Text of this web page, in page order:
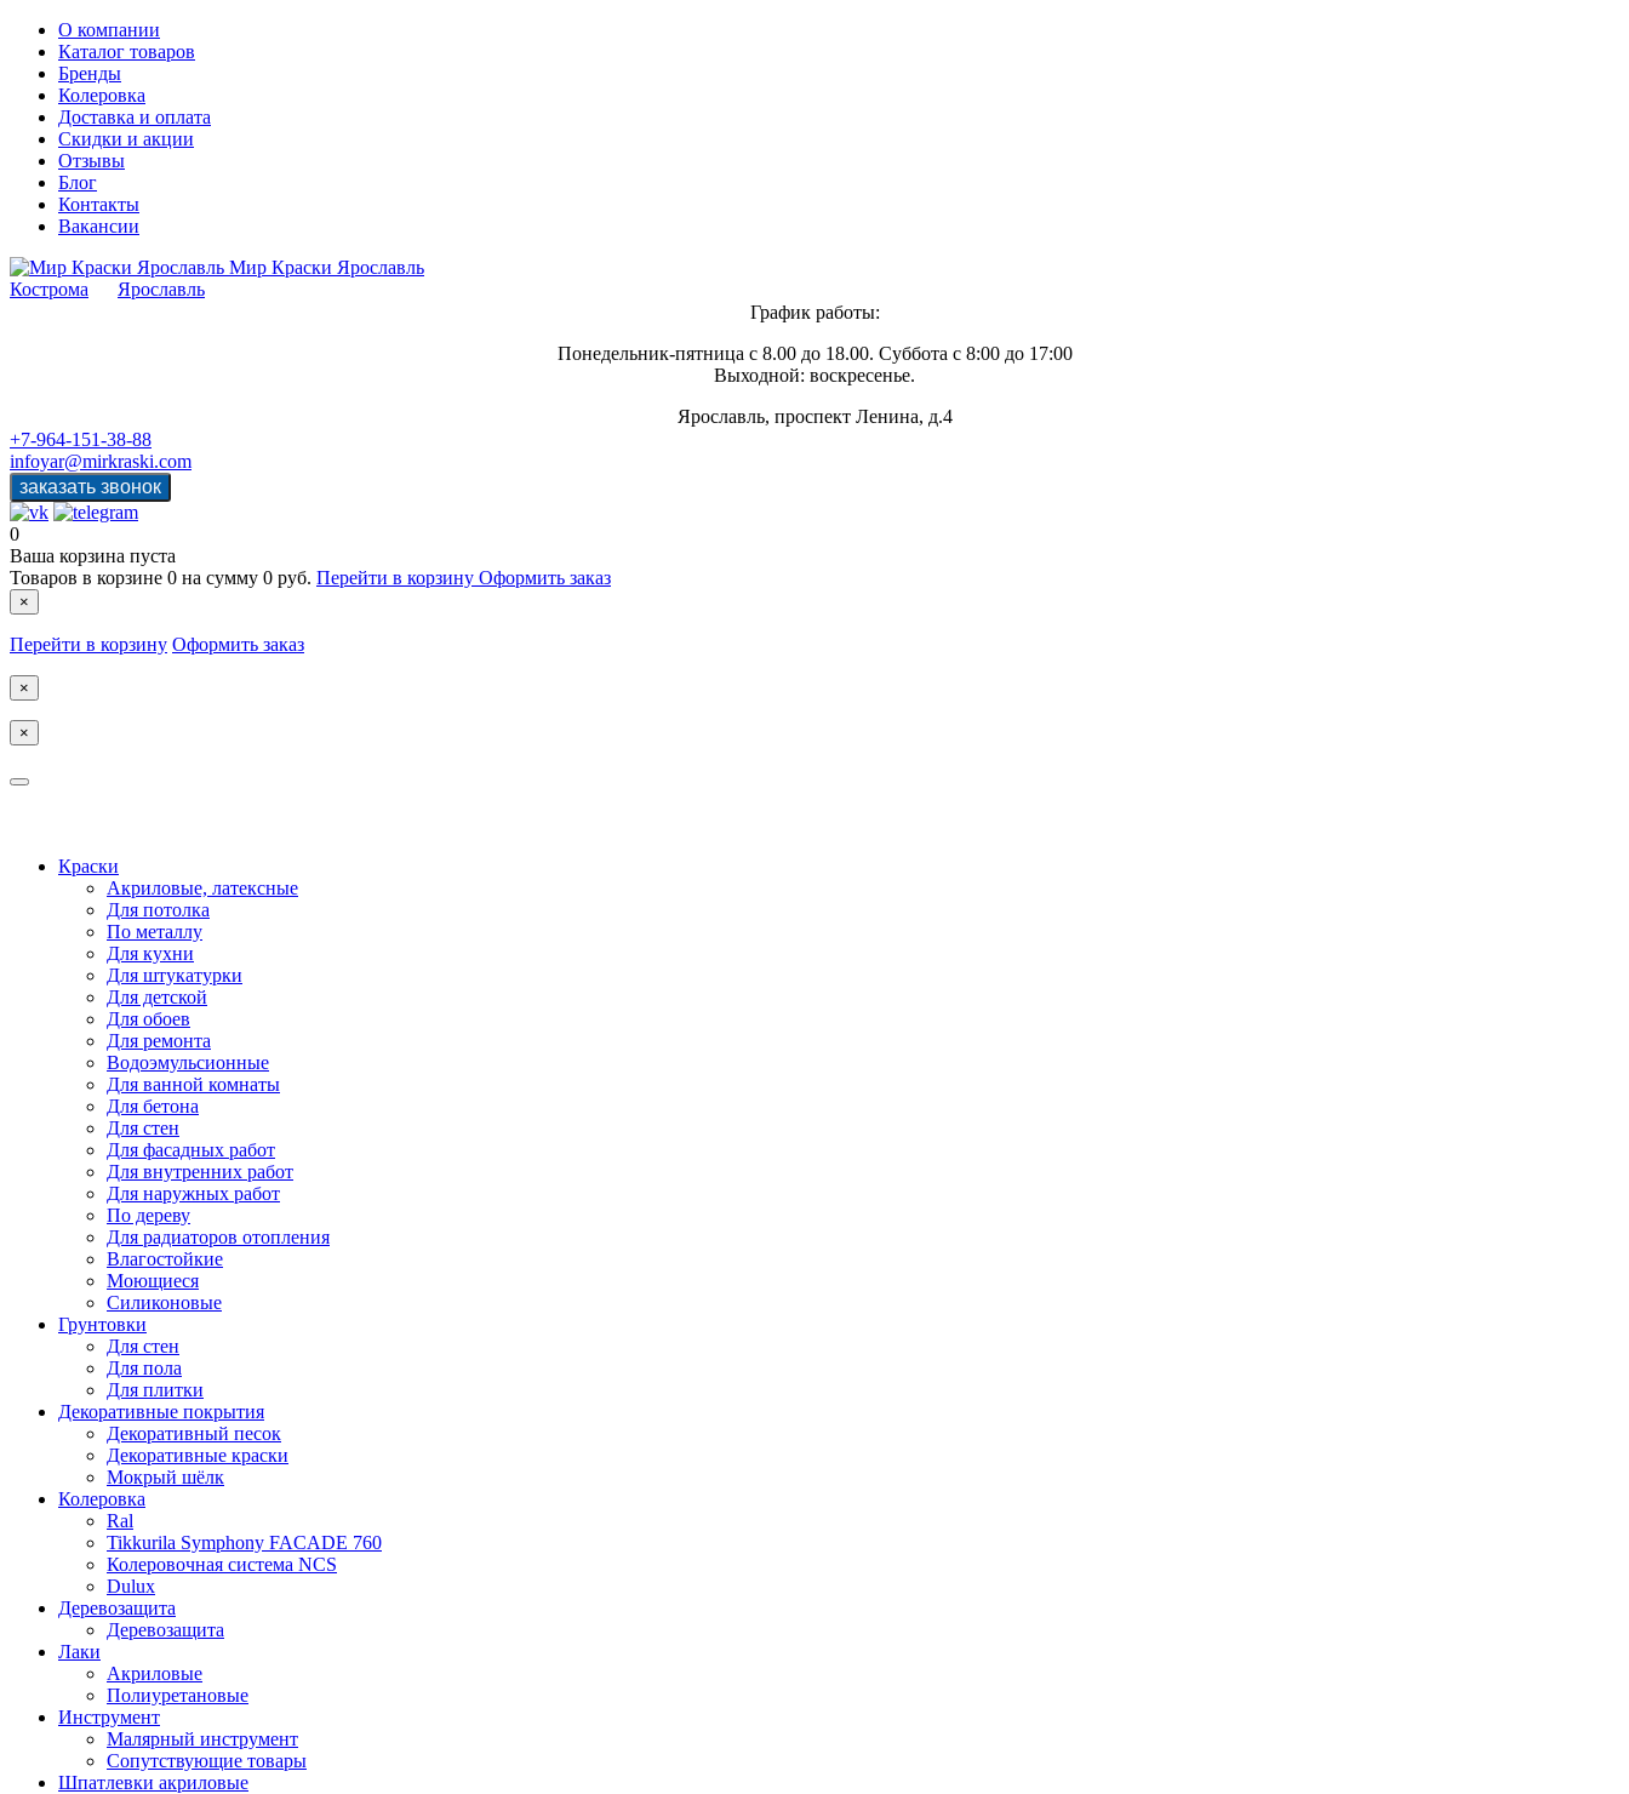
О компании
Каталог товаров
Бренды
Колеровка
Доставка и оплата
Скидки и акции
Отзывы
Блог
Контакты
Вакансии
Мир Краски Ярославль
Кострома
Ярославль
График работы:
Понедельник-пятница с 8.00 до 18.00. Суббота с 8:00 до 17:00
Выходной: воскресенье.
Ярославль, проспект Ленина, д.4
+7-964-151-38-88
infoyar@mirkraski.com
0
Ваша корзина пуста
Товаров в корзине 0 на сумму 0 руб. Перейти в корзину Оформить заказ
×
Перейти в корзину Оформить заказ
×
×
Краски
Акриловые, латексные
Для потолка
По металлу
Для кухни
Для штукатурки
Для детской
Для обоев
Для ремонта
Водоэмульсионные
Для ванной комнаты
Для бетона
Для стен
Для фасадных работ
Для внутренних работ
Для наружных работ
По дереву
Для радиаторов отопления
Влагостойкие
Моющиеся
Силиконовые
Грунтовки
Для стен
Для пола
Для плитки
Декоративные покрытия
Декоративный песок
Декоративные краски
Мокрый шёлк
Колеровка
Ral
Tikkurila Symphony FACADE 760
Колеровочная система NCS
Dulux
Деревозащита
Деревозащита
Лаки
Акриловые
Полиуретановые
Инструмент
Малярный инструмент
Сопутствующие товары
Шпатлевки акриловые